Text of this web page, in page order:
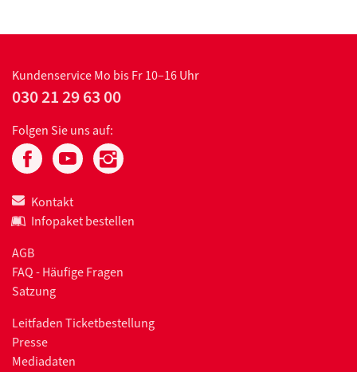
KundenserviceMo bis Fr 10–16 Uhr
030 21 29 63 00
Folgen Sie uns auf:
Kontakt
Infopaket bestellen
AGB
FAQ - Häufige Fragen
Satzung
Leitfaden Ticketbestellung
Presse
Mediadaten